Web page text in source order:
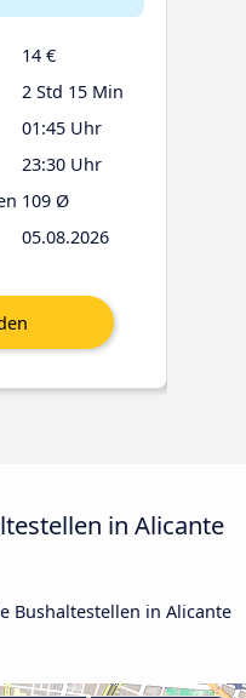
14 €
2 Std 15 Min
01:45 Uhr
23:30 Uhr
109 Ø
05.08.2026
in Alicante
Bushaltestellen in Alicante